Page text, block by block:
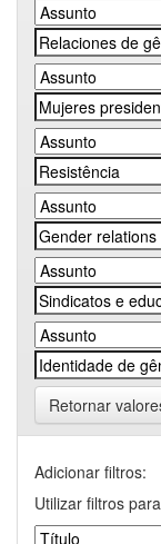
Retornar
Adicionar filtros:
Utilizar filtros